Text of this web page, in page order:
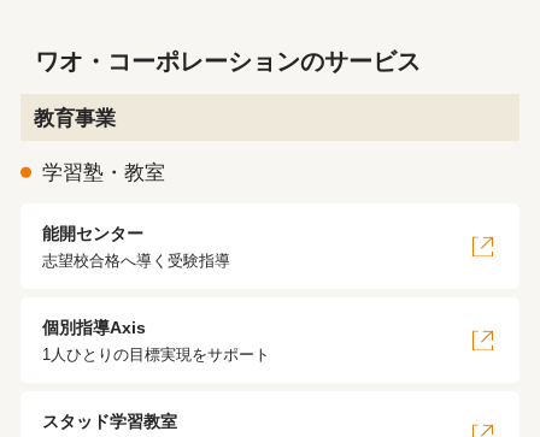
ワオ・コーポレーションのサービス
教育事業
学習塾・教室
能開センター
志望校合格へ導く受験指導
個別指導Axis
1人ひとりの目標実現をサポート
スタッド学習教室